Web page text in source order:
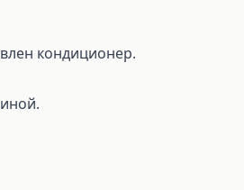
кондиционер.